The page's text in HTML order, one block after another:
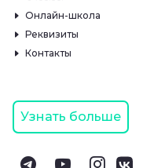
Онлайн-школа
Реквизиты
Контакты
Узнать больше